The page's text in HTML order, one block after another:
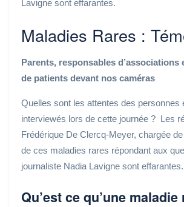
Lavigne sont effarantes.
Maladies Rares :
Parents, responsables d’associations
de patients devant nos caméras
Quelles sont les attentes des personnes
interviewés lors de cette journée ? Les
Frédérique De Clercq-Meyer, chargée de
de ces maladies rares répondant aux
journaliste Nadia Lavigne sont effarantes.
Qu’est ce qu’une maladie